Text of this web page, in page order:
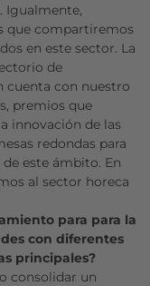
Igualmente,
que compartiremos
en este sector. La
de
cuenta con nuestro
premios que
innovación de las
redondas para
este ámbito. En
al sector horeca
para para la
con diferentes
principales?
consolidar un